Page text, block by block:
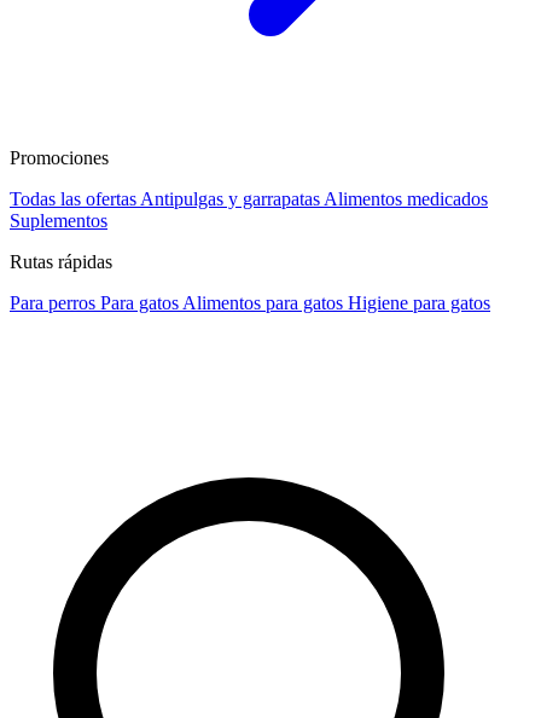
Promociones
Todas las ofertas Antipulgas y garrapatas Alimentos medicados
Suplementos
Rutas rápidas
Para perros Para gatos Alimentos para gatos Higiene para gatos